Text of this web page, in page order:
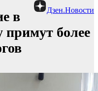
Дзен.Новости
в
примут более